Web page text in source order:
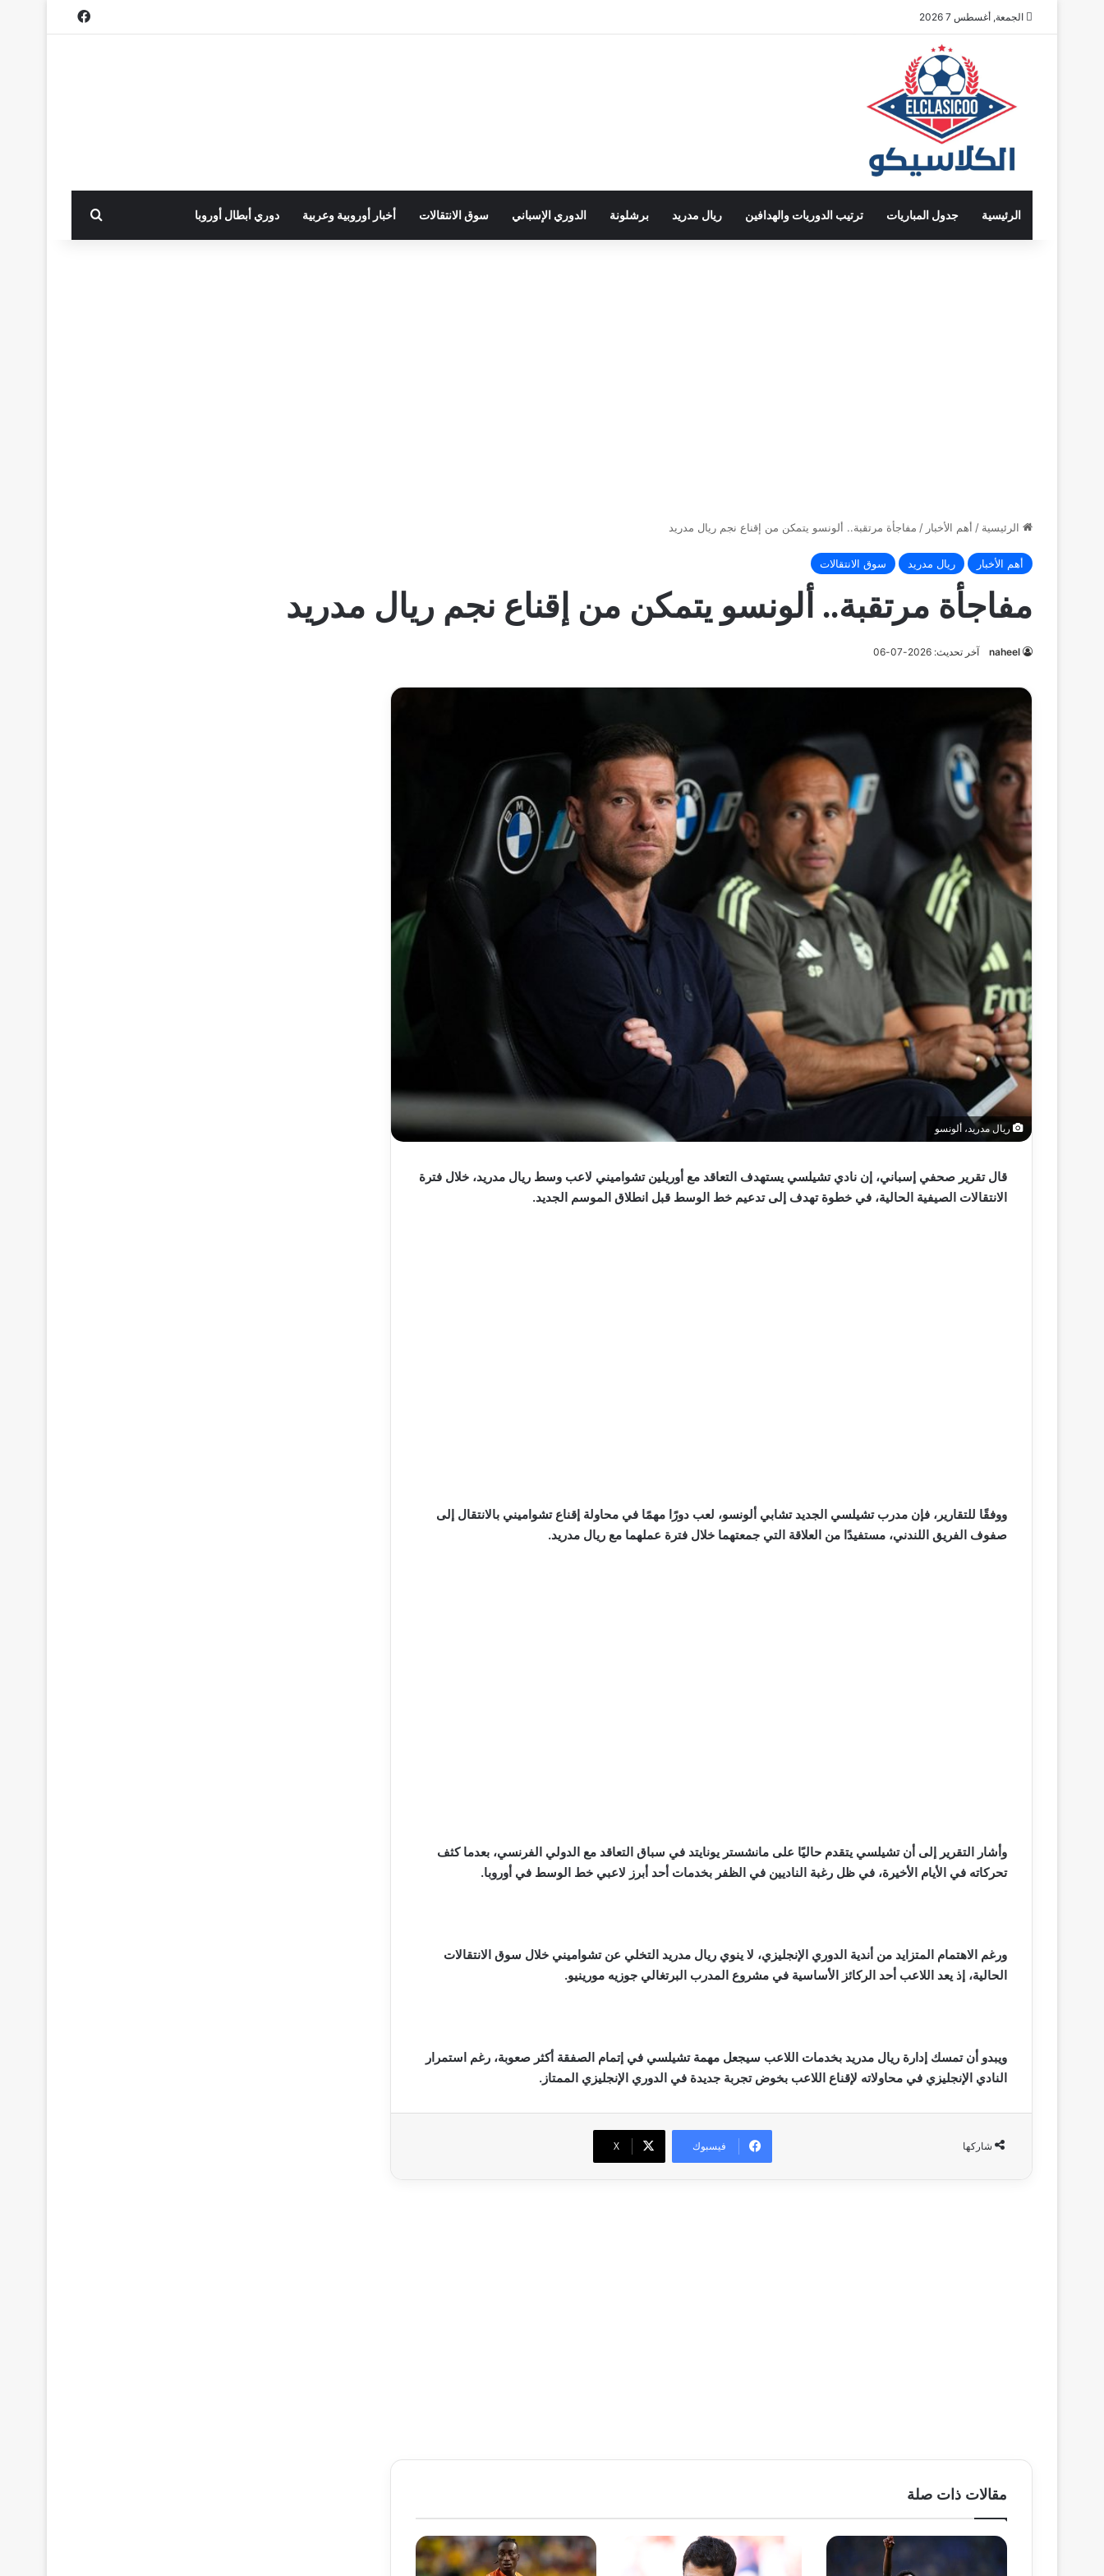
الجمعة, أغسطس 7 2026 فيسبوك
الرئيسية جدول المباريات ترتيب الدوريات والهدافين ريال مدريد برشلونة الدوري الإسباني سوق الانتقالات أخبار أوروبية وعربية دوري أبطال أوروبا بحث عن
الرئيسية / أهم الأخبار / مفاجأة مرتقبة.. ألونسو يتمكن من إقناع نجم ريال مدريد
أهم الأخبار ريال مدريد سوق الانتقالات
مفاجأة مرتقبة.. ألونسو يتمكن من إقناع نجم ريال مدريد
naheel آخر تحديث: 2026-07-06
ريال مدريد، ألونسو
قال تقرير صحفي إسباني، إن نادي تشيلسي يستهدف التعاقد مع أوريلين تشواميني لاعب وسط ريال مدريد، خلال فترة
الانتقالات الصيفية الحالية، في خطوة تهدف إلى تدعيم خط الوسط قبل انطلاق الموسم الجديد.
ووفقًا للتقارير، فإن مدرب تشيلسي الجديد تشابي ألونسو، لعب دورًا مهمًا في محاولة إقناع تشواميني بالانتقال إلى
صفوف الفريق اللندني، مستفيدًا من العلاقة التي جمعتهما خلال فترة عملهما مع ريال مدريد.
وأشار التقرير إلى أن تشيلسي يتقدم حاليًا على مانشستر يونايتد في سباق التعاقد مع الدولي الفرنسي، بعدما كثف
تحركاته في الأيام الأخيرة، في ظل رغبة الناديين في الظفر بخدمات أحد أبرز لاعبي خط الوسط في أوروبا.
ورغم الاهتمام المتزايد من أندية الدوري الإنجليزي، لا ينوي ريال مدريد التخلي عن تشواميني خلال سوق الانتقالات
الحالية، إذ يعد اللاعب أحد الركائز الأساسية في مشروع المدرب البرتغالي جوزيه مورينيو.
ويبدو أن تمسك إدارة ريال مدريد بخدمات اللاعب سيجعل مهمة تشيلسي في إتمام الصفقة أكثر صعوبة، رغم استمرار
النادي الإنجليزي في محاولاته لإقناع اللاعب بخوض تجربة جديدة في الدوري الإنجليزي الممتاز.
شاركها فيسبوك ‫X
مقالات ذات صلة